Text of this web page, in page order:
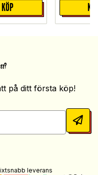
KÖP
?
på ditt första köp!
leverans